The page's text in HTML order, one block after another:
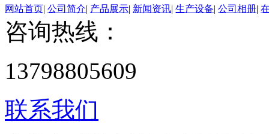
网站首页| 公司简介| 产品展示| 新闻资讯| 生产设备| 公司相册|
咨询热线：
13798805609
联系我们